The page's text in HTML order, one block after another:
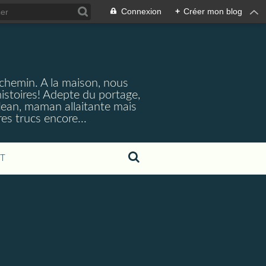
Connexion + Créer mon blog
A la maison, nous
Adepte du portage,
maman allaitante mais
trucs encore...